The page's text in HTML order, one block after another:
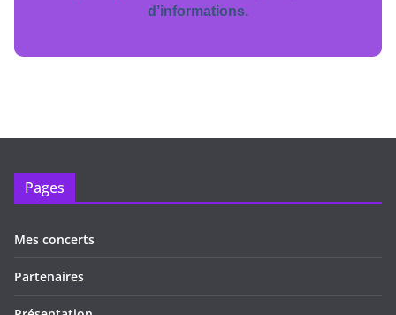
d’informations.
Pages
Mes concerts
Partenaires